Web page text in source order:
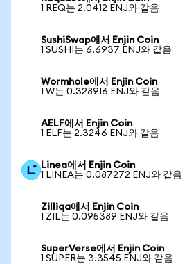
1 REQ는 2.0412 ENJ와 같음
SushiSwap에서 Enjin Coin
1 SUSHI는 6.6937 ENJ와 같음
Wormhole에서 Enjin Coin
1 W는 0.328916 ENJ와 같음
AELF에서 Enjin Coin
1 ELF는 2.3246 ENJ와 같음
Linea에서 Enjin Coin
1 LINEA는 0.087272 ENJ와 같음
Zilliqa에서 Enjin Coin
1 ZIL는 0.095389 ENJ와 같음
SuperVerse에서 Enjin Coin
1 SUPER는 3.3545 ENJ와 같음